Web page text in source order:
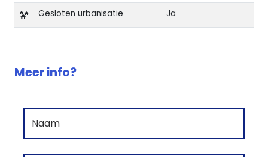
Gesloten urbanisatie Ja
Meer info?